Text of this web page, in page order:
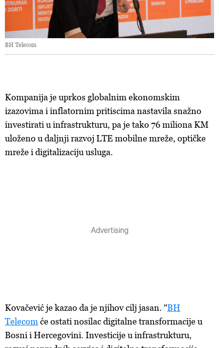
BH Telecom
Kompanija je uprkos globalnim ekonomskim
izazovima i inflatornim pritiscima nastavila snažno
investirati u infrastrukturu, pa je tako 76 miliona KM
uloženo u daljnji razvoj LTE mobilne mreže, optičke
mreže i digitalizaciju usluga.
Kovačević je kazao da je njihov cilj jasan. "BH
Telecom će ostati nosilac digitalne transformacije u
Bosni i Hercegovini. Investicije u infrastrukturu,